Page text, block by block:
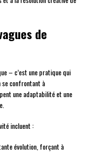
de
– c’est une pratique qui
confrontant à
une adaptabilité et une
incluent :
évolution, forçant à